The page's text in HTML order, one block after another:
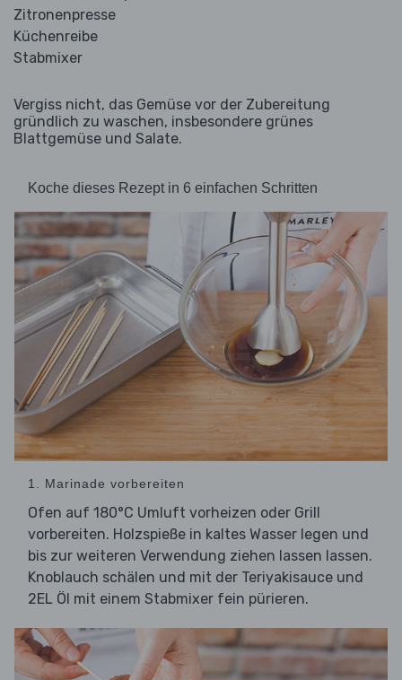
Zitronenpresse
Küchenreibe
Stabmixer
Vergiss nicht, das Gemüse vor der Zubereitung
gründlich zu waschen, insbesondere grünes
Blattgemüse und Salate.
Koche dieses Rezept in 6 einfachen Schritten
1. Marinade vorbereiten
Ofen auf 180°C Umluft vorheizen oder Grill
vorbereiten. Holzspieße in kaltes Wasser legen und
bis zur weiteren Verwendung ziehen lassen lassen.
Knoblauch schälen und mit der Teriyakisauce und
2EL Öl mit einem Stabmixer fein pürieren.